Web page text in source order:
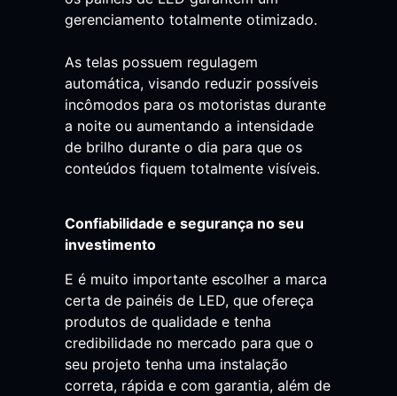
gerenciamento totalmente otimizado.
As telas possuem regulagem
automática, visando reduzir possíveis
incômodos para os motoristas durante
a noite ou aumentando a intensidade
de brilho durante o dia para que os
conteúdos fiquem totalmente visíveis.
Confiabilidade e segurança no seu
investimento
E é muito importante escolher a marca
certa de painéis de LED, que ofereça
produtos de qualidade e tenha
credibilidade no mercado para que o
seu projeto tenha uma instalação
correta, rápida e com garantia, além de